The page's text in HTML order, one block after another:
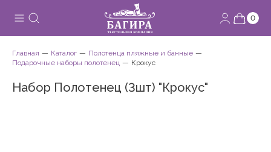
0
Главная Каталог
Полотенца пляжные и банные
Подарочные наборы полотенец
Крокус
Набор Полотенец (3шт) "Крокус"